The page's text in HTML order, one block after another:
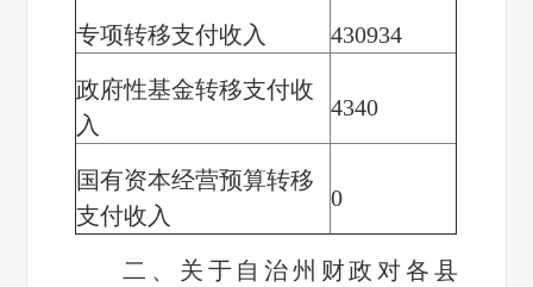
专项转移支付收入 430934
政府性基金转移支付收
入
4340
国有资本经营预算转移
支付收入
0
二、关 于自治州 财政 对各 县